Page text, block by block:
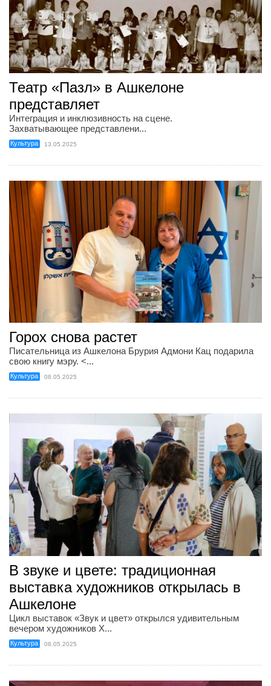
Театр «Пазл» в Ашкелоне
представляет
Интеграция и инклюзивность на сцене.
Захватывающее представлени...
Культура 13.05.2025
Горох снова растет
Писательница из Ашкелона Брурия Адмони Кац подарила
свою книгу мэру. <...
Культура 08.05.2025
В звуке и цвете: традиционная
выставка художников открылась в
Ашкелоне
Цикл выставок «Звук и цвет» открылся удивительным
вечером художников Х...
Культура 08.05.2025